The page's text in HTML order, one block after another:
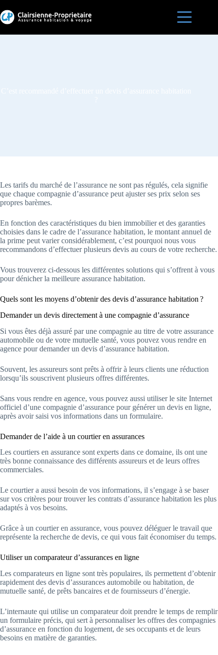
au
contenu
Accueil
Les tarifs du marché de l’assurance ne sont pas régulés, cela signifie
que chaque compagnie d’assurance peut ajuster ses prix selon ses
propres barèmes.
En fonction des caractéristiques du bien immobilier et des garanties
choisies dans le cadre de l’assurance habitation, le montant annuel de
la prime peut varier considérablement, c’est pourquoi nous vous
recommandons d’effectuer plusieurs devis au cours de votre recherche.
Vous trouverez ci-dessous les différentes solutions qui s’offrent à vous
pour dénicher la meilleure assurance habitation.
Quels sont les moyens d’obtenir des devis d’assurance habitation ?
Demander un devis directement à une compagnie d’assurance
Si vous êtes déjà assuré par une compagnie au titre de votre assurance
automobile ou de votre mutuelle santé, vous pouvez vous rendre en
agence pour demander un devis d’assurance habitation.
Souvent, les assureurs sont prêts à offrir à leurs clients une réduction
lorsqu’ils souscrivent plusieurs offres différentes.
Sans vous rendre en agence, vous pouvez aussi utiliser le site Internet
officiel d’une compagnie d’assurance pour générer un devis en ligne,
après avoir saisi vos informations dans un formulaire.
Demander de l’aide à un courtier en assurances
Les courtiers en assurance sont experts dans ce domaine, ils ont une
très bonne connaissance des différents assureurs et de leurs offres
commerciales.
Le courtier a aussi besoin de vos informations, il s’engage à se baser
sur vos critères pour trouver les contrats d’assurance habitation les plus
adaptés à vos besoins.
Grâce à un courtier en assurance, vous pouvez déléguer le travail que
représente la recherche de devis, ce qui vous fait économiser du temps.
Utiliser un comparateur d’assurances en ligne
Les comparateurs en ligne sont très populaires, ils permettent d’obtenir
rapidement des devis d’assurances automobile ou habitation, de
mutuelle santé, de prêts bancaires et de fournisseurs d’énergie.
L’internaute qui utilise un comparateur doit prendre le temps de remplir
un formulaire précis, qui sert à personnaliser les offres des compagnies
d’assurance en fonction du logement, de ses occupants et de leurs
besoins en matière de garanties.